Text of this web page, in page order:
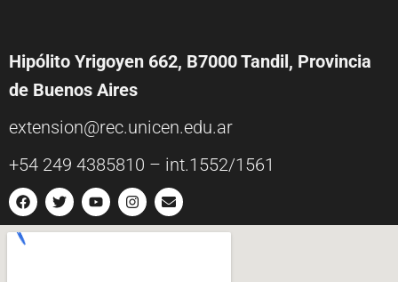
Hipólito Yrigoyen 662, B7000 Tandil, Provincia
de Buenos Aires
extension@rec.unicen.edu.ar
+54 249 4385810 – int.1552/1561